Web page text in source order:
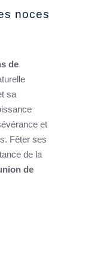
noces
de
sa
et
Fêter ses
de la
de